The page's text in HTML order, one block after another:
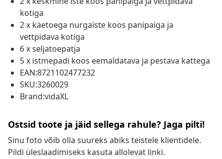
kotiga
2 x käetoega nurgaiste koos panipaiga ja
vettpidava kotiga
6 x seljatoepatja
5 x istmepadi koos eemaldatava ja pestava kattega
EAN:8721102477232
SKU:3260029
Brand:vidaXL
Ostsid toote ja jäid sellega rahule? Jaga pilti!
Sinu foto võib olla suureks abiks teistele klientidele.
Pildi üleslaadimiseks kasuta allolevat linki.